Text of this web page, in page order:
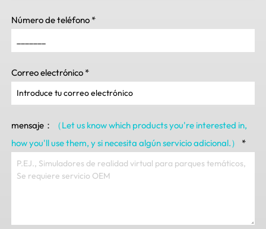
Número de teléfono *
Correo electrónico *
mensaje： （Let us know which products you're interested in,
how you'll use them, y si necesita algún servicio adicional.） *